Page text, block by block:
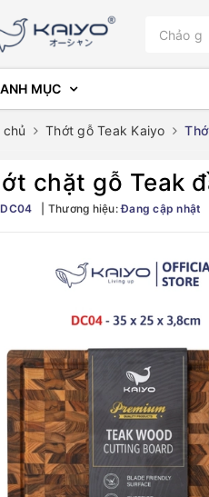
MỤC
chủ Thớt gỗ Teak Kaiyo
chặt gỗ Teak
DC04 Thương hiệu:Đang cập nhật